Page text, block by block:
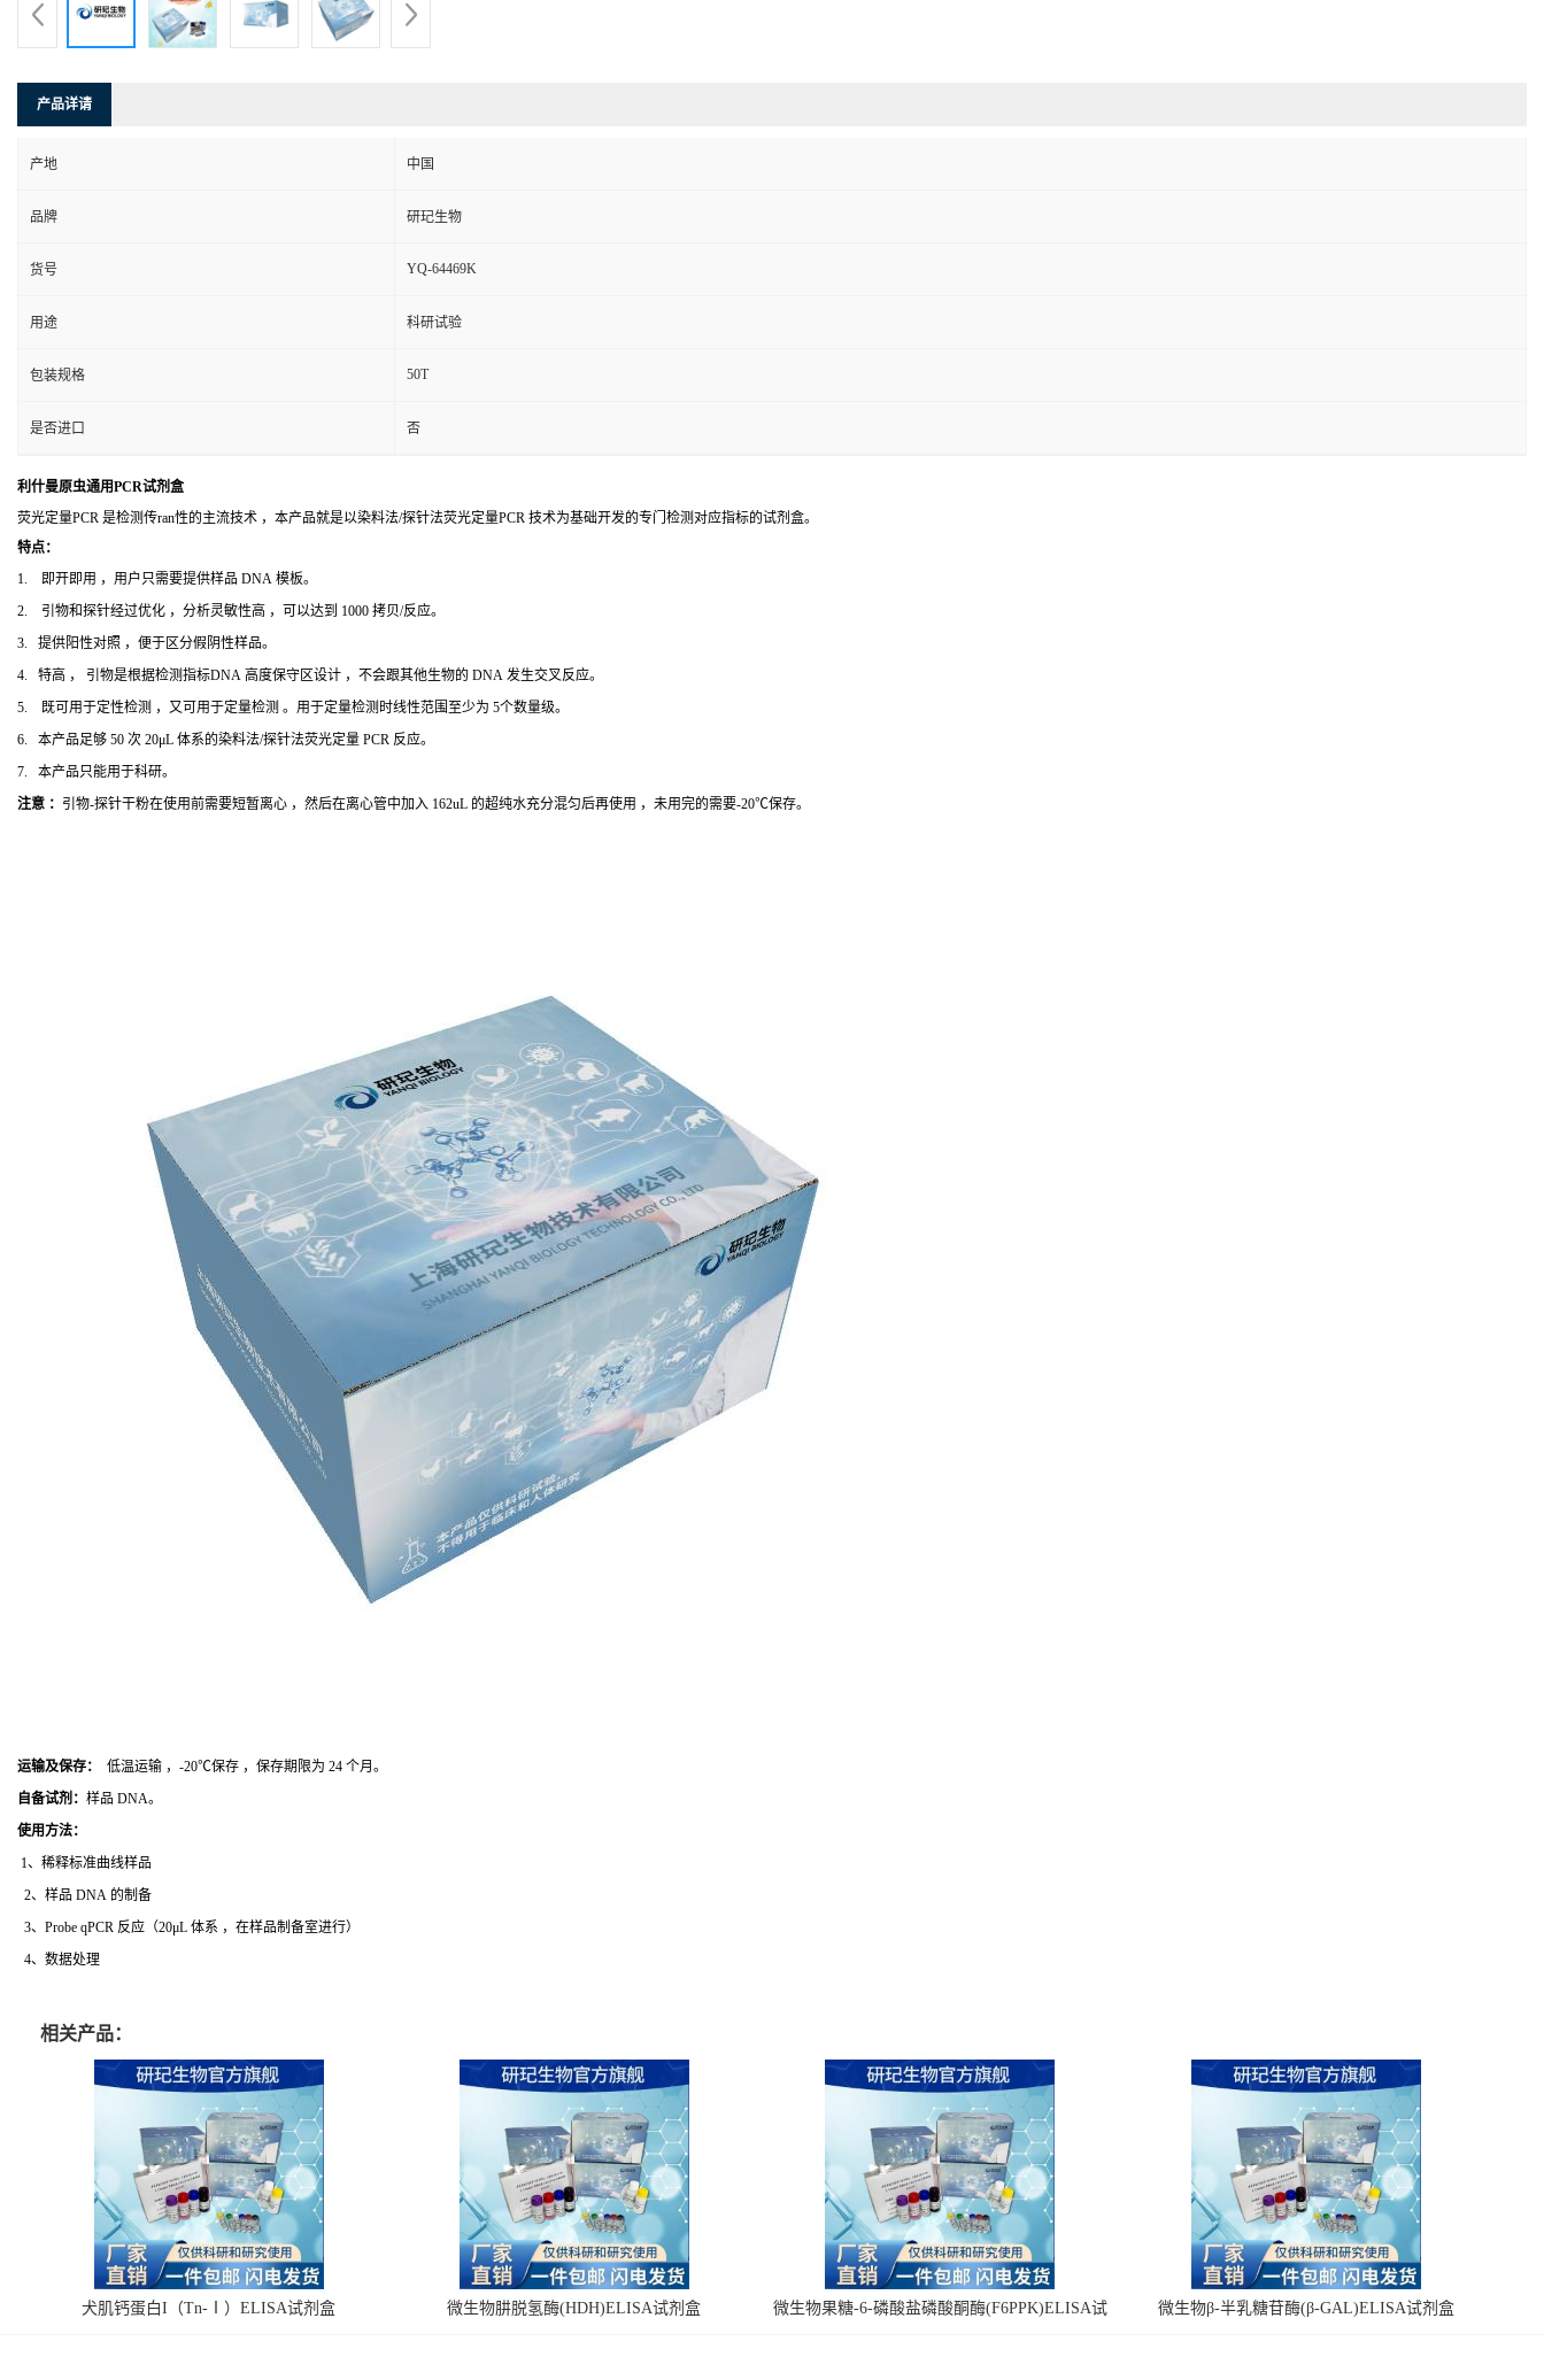
产品详请
产地 中国
品牌 研玘生物
货号 YQ-64469K
用途 科研试验
包装规格 50T
是否进口 否
利什曼原虫通用PCR试剂盒
荧光定量PCR 是检测传ran性的主流技术 ，本产品就是以染料法/探针法荧光定量PCR 技术为基础开发的专门检测对应指标的试剂盒。
特点：
1. 即开即用 ，用户只需要提供样品 DNA 模板。
2. 引物和探针经过优化 ，分析灵敏性高 ，可以达到 1000 拷贝/反应。
3. 提供阳性对照 ，便于区分假阴性样品。
4. 特高 ， 引物是根据检测指标DNA 高度保守区设计 ，不会跟其他生物的 DNA 发生交叉反应。
5. 既可用于定性检测 ，又可用于定量检测 。用于定量检测时线性范围至少为 5个数量级。
6. 本产品足够 50 次 20μL 体系的染料法/探针法荧光定量 PCR 反应。
7. 本产品只能用于科研。
注意 ： 引物-探针干粉在使用前需要短暂离心 ，然后在离心管中加入 162uL 的超纯水充分混匀后再使用 ，未用完的需要-20℃保存。
运输及保存：
低温运输 ，-20℃保存 ，保存期限为 24 个月。
自备试剂： 样品 DNA。
使用方法：
1、稀释标准曲线样品
2、样品 DNA 的制备
3、Probe qPCR 反应（20μL 体系 ，在样品制备室进行）
4、数据处理
相关产品：
犬肌钙蛋白I（Tn-Ⅰ）ELISA试剂盒 微生物肼脱氢酶(HDH)ELISA试剂盒
微生物果糖-6-磷酸盐磷酸酮酶(F6PPK)ELISA试
微生物β-半乳糖苷酶(β-GAL)ELISA试剂盒